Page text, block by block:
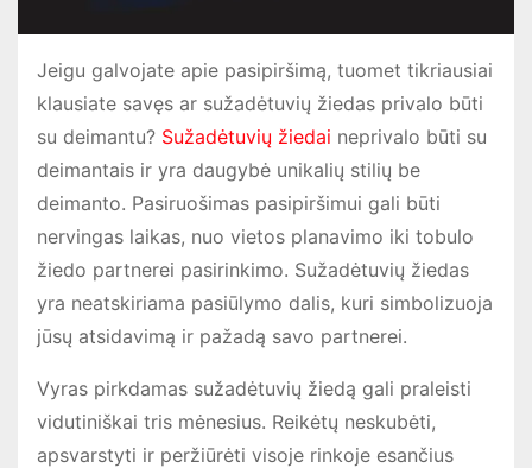
Jeigu galvojate apie pasipiršimą, tuomet tikriausiai
klausiate savęs ar sužadėtuvių žiedas privalo būti
su deimantu? Sužadėtuvių žiedai neprivalo būti su
deimantais ir yra daugybė unikalių stilių be
deimanto. Pasiruošimas pasipiršimui gali būti
nervingas laikas, nuo vietos planavimo iki tobulo
žiedo partnerei pasirinkimo. Sužadėtuvių žiedas
yra neatskiriama pasiūlymo dalis, kuri simbolizuoja
jūsų atsidavimą ir pažadą savo partnerei.
Vyras pirkdamas sužadėtuvių žiedą gali praleisti
vidutiniškai tris mėnesius. Reikėtų neskubėti,
apsvarstyti ir peržiūrėti visoje rinkoje esančius